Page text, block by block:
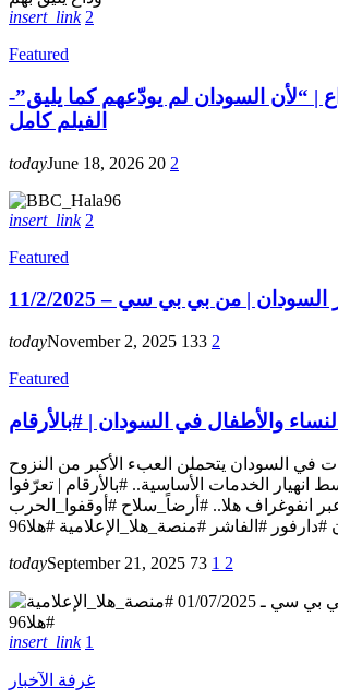
insert_link 2
Featured
| “لأن السودان لم يودّعهم كما يليق”-
الفيلم كامل
todayJune 18, 2026 20 2
insert_link 2
Featured
السودان | من بي بي سي – 11/2/2025
todayNovember 2, 2025 133 2
Featured
والأطفال في السودان | #بالأرقام
في السودان يتحملن العبء الأكبر من النزوح
انهيار الخدمات الأساسية.. #بالأرقام | تعرّفوا
انفوغراف هلا.. #أرضاً_سلاح #أوقفوا_الحرب
#الفاشر #منصة_هلا_الإعلامية #هلا96
todaySeptember 21, 2025 73 1 2
insert_link 1
غرفة الآخبار